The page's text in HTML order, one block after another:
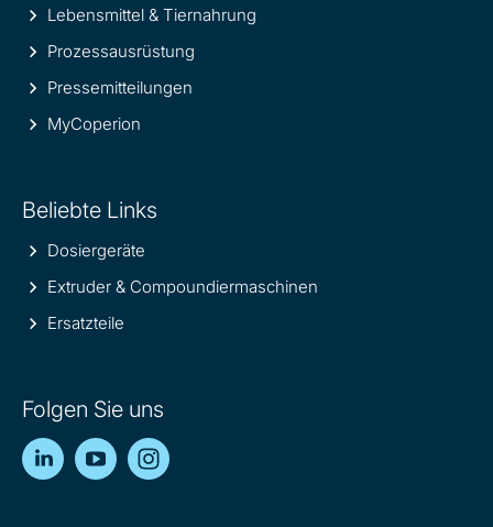
Lebensmittel & Tiernahrung
Prozessausrüstung
Pressemitteilungen
MyCoperion
Beliebte Links
Dosiergeräte
Extruder & Compoundiermaschinen
Ersatzteile
Folgen Sie uns
LinkedInYouTube